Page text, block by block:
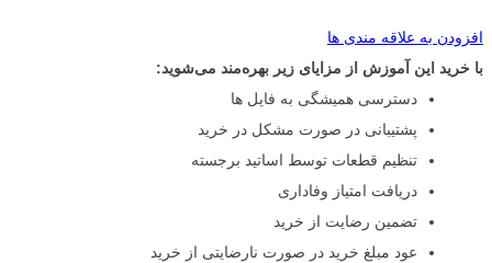
افزودن به علاقه مندی ها
با خرید این آموزش از مزایای زیر بهره‌مند می‌شوید:
دسترسی همیشگی به فایل ها
پشتیبانی در صورت مشکل در خرید
تنظیم قطعات توسط اساتید برجسته
دریافت امتیاز وفاداری
تضمین رضایت از خرید
عود مبلغ خرید در صورت نارضایتی از خرید